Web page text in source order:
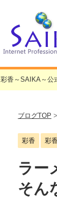
彩香～SAIKA～公
ブログTOP >
彩香 彩
ラー
そん